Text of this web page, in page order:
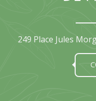
249 Place Jules